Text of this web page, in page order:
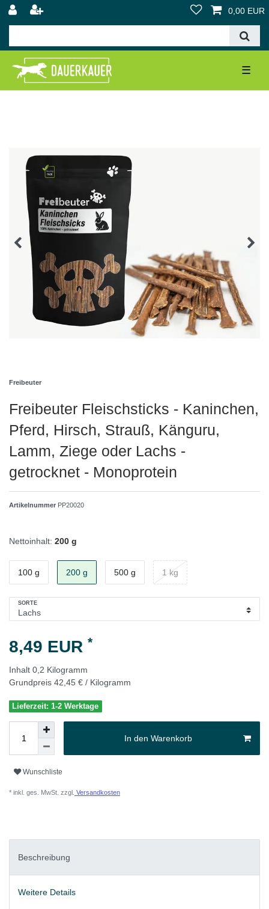
0,00 EUR
☰
Freibeuter
Freibeuter Fleischsticks - Kaninchen,
Pferd, Hirsch, Strauß, Känguru,
Lamm, Ziege oder Lachs -
getrocknet - Monoprotein
Artikelnummer PP20020
Nettoinhalt: 200 g
100 g 200 g 500 g 1 kg
SORTE
8,49 EUR *
Inhalt 0,2 Kilogramm
Grundpreis 42,45 € / Kilogramm
Lieferzeit: 1-2 Werktage
In den Warenkorb
Wunschliste
* inkl. ges. MwSt. zzgl. Versandkosten
Beschreibung
Weitere Details